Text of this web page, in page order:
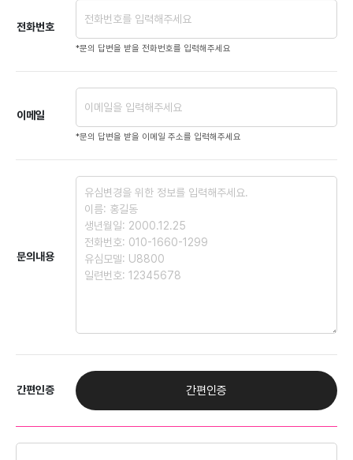
전화번호
*문의 답변을 받을 전화번호를 입력해주세요
이메일
*문의 답변을 받을 이메일 주소를 입력해주세요
문의내용
간편인증 간편인증